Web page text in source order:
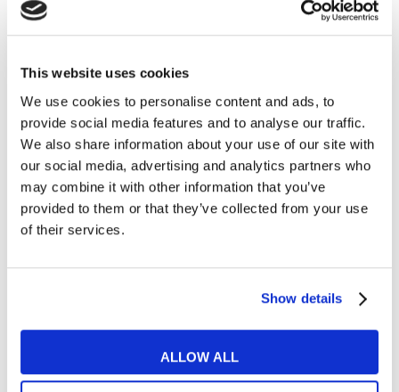
This website uses cookies
We use cookies to personalise content and ads, to
provide social media features and to analyse our traffic.
We also share information about your use of our site with
our social media, advertising and analytics partners who
may combine it with other information that you’ve
provided to them or that they’ve collected from your use
of their services.
Show details
ALLOW ALL